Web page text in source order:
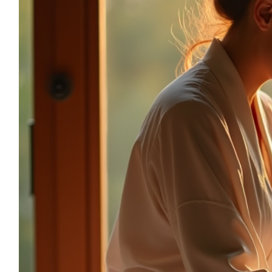
sonia.reiki50@gmail.com